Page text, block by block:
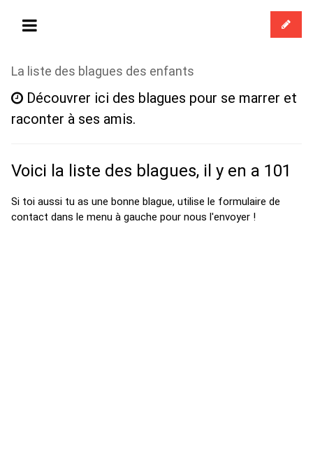
La liste des blagues des enfants
Découvrer ici des blagues pour se marrer et
raconter à ses amis.
Voici la liste des blagues, il y en a 101
Si toi aussi tu as une bonne blague, utilise le formulaire de
contact dans le menu à gauche pour nous l'envoyer !